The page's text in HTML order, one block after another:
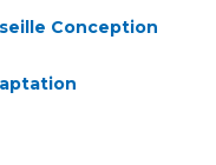
Conception